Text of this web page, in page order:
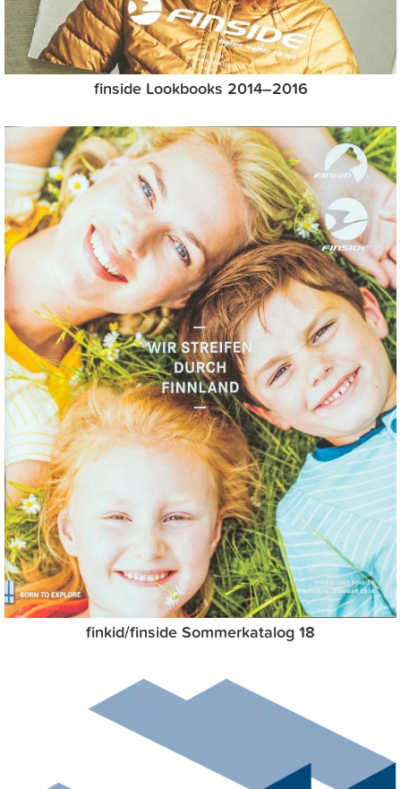
finside Lookbooks 2014–2016
finkid/finside Sommerkatalog 18